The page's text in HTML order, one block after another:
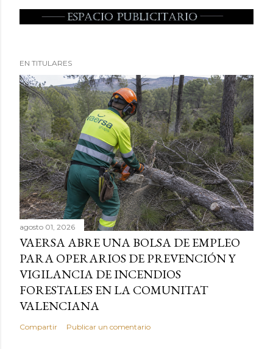
EN TITULARES
agosto 01, 2026
VAERSA ABRE UNA BOLSA DE EMPLEO
PARA OPERARIOS DE PREVENCIÓN Y
VIGILANCIA DE INCENDIOS
FORESTALES EN LA COMUNITAT
VALENCIANA
Compartir Publicar un comentario